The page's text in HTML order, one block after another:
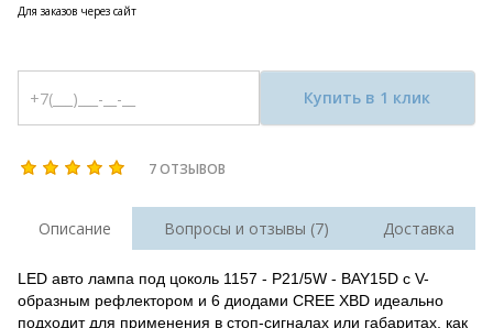
Для заказов через сайт
Купить в 1 клик
7 ОТЗЫВОВ
Описание Вопросы и отзывы (7) Доставка
LED авто лампа под цоколь 1157 - P21/5W - BAY15D с V-
образным рефлектором и 6 диодами CREE XBD идеально
подходит для применения в стоп-сигналах или габаритах, как